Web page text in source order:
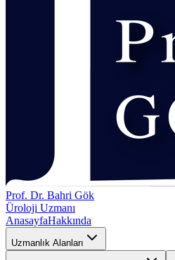
Prof. Dr. Bahri Gök
Üroloji Uzmanı
AnasayfaHakkında
Uzmanlık Alanları